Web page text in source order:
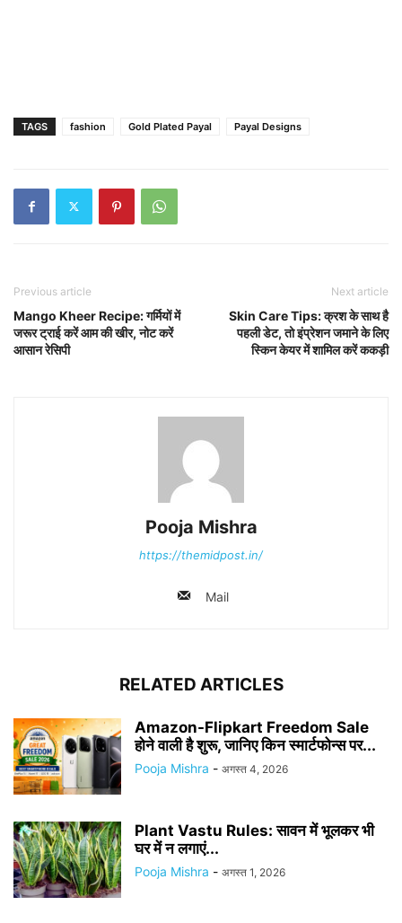
TAGS fashion Gold Plated Payal Payal Designs
Previous article
Mango Kheer Recipe: गर्मियों में
जरूर ट्राई करें आम की खीर, नोट करें
आसान रेसिपी
Next article
Skin Care Tips: क्रश के साथ है
पहली डेट, तो इंप्रेशन जमाने के लिए
स्किन केयर में शामिल करें ककड़ी
Pooja Mishra
https://themidpost.in/
Mail
RELATED ARTICLES
Amazon-Flipkart Freedom Sale
होने वाली है शुरू, जानिए किन स्मार्टफोन्स पर...
Pooja Mishra - अगस्त 4, 2026
Plant Vastu Rules: सावन में भूलकर भी
घर में न लगाएं...
Pooja Mishra - अगस्त 1, 2026